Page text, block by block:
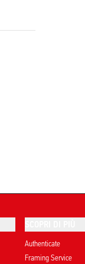
Authenticate
Framing Service